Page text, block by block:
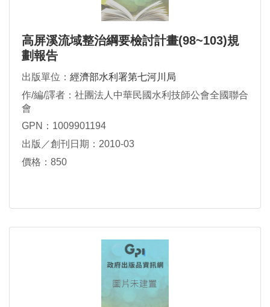
高屏溪流域整治綱要檢討計畫(98~103)規
劃報告
出版單位： 經濟部水利署第七河川局
作/編/譯者：社團法人中華民國水利技師公會全國聯合
會
GPN：1009901194
出版／創刊日期：2010-03
價格：850